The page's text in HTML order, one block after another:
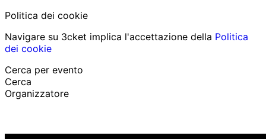
Politica dei cookie
Navigare su 3cket implica l'accettazione della Politica
dei cookie
Cerca per evento
Cerca
Organizzatore
Italiano